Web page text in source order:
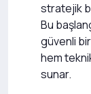
stratejik
Bu
güvenli
hem
sunar.